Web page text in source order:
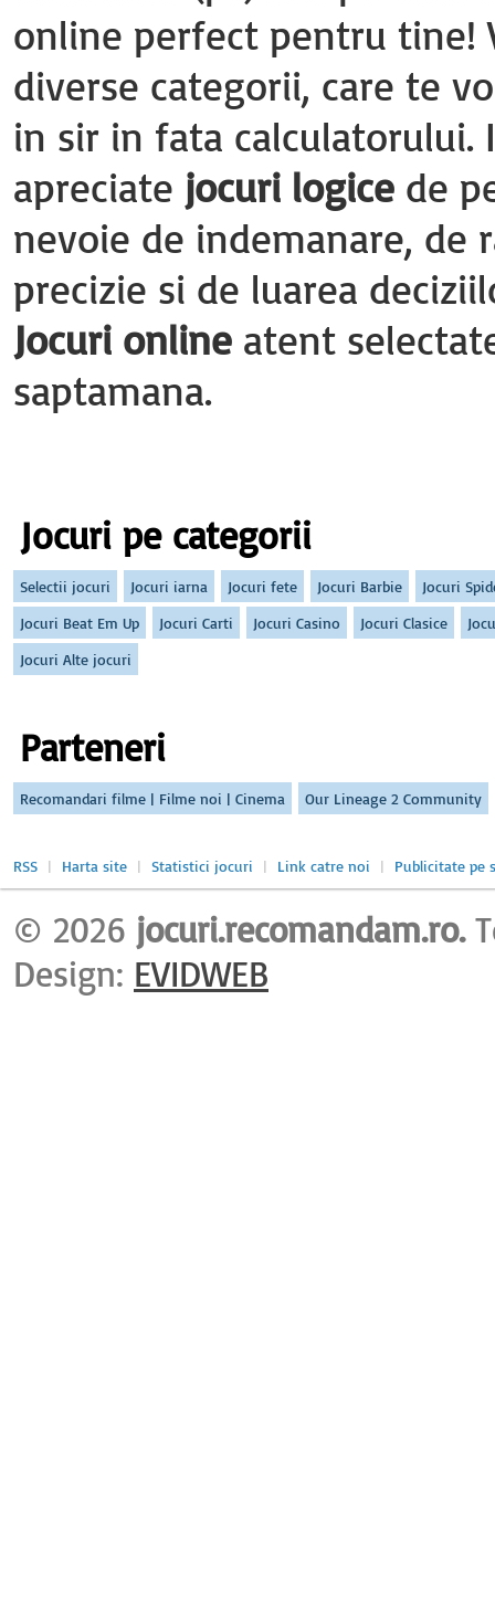
online perfect pentru tine!
diverse categorii, care te
in sir in fata
apreciate jocuri logice de
nevoie de indemanare, de
precizie si de luarea
Jocuri online atent
saptamana.
Jocuri pe categorii
Selectii jocuri Jocuri iarna Jocuri fete Jocuri Barbie
Jocuri
Jocuri Beat Em Up
Jocuri Carti Jocuri Casino Jocuri Clasice
Jocuri Alte jocuri
Parteneri
Recomandari filme | Filme noi | Cinema Our Lineage 2 Community
RSS | Harta site | Statistici jocuri | Link catre noi | Publicitate pe
© 2026 jocuri.recomandam.ro.
Design: EVIDWEB